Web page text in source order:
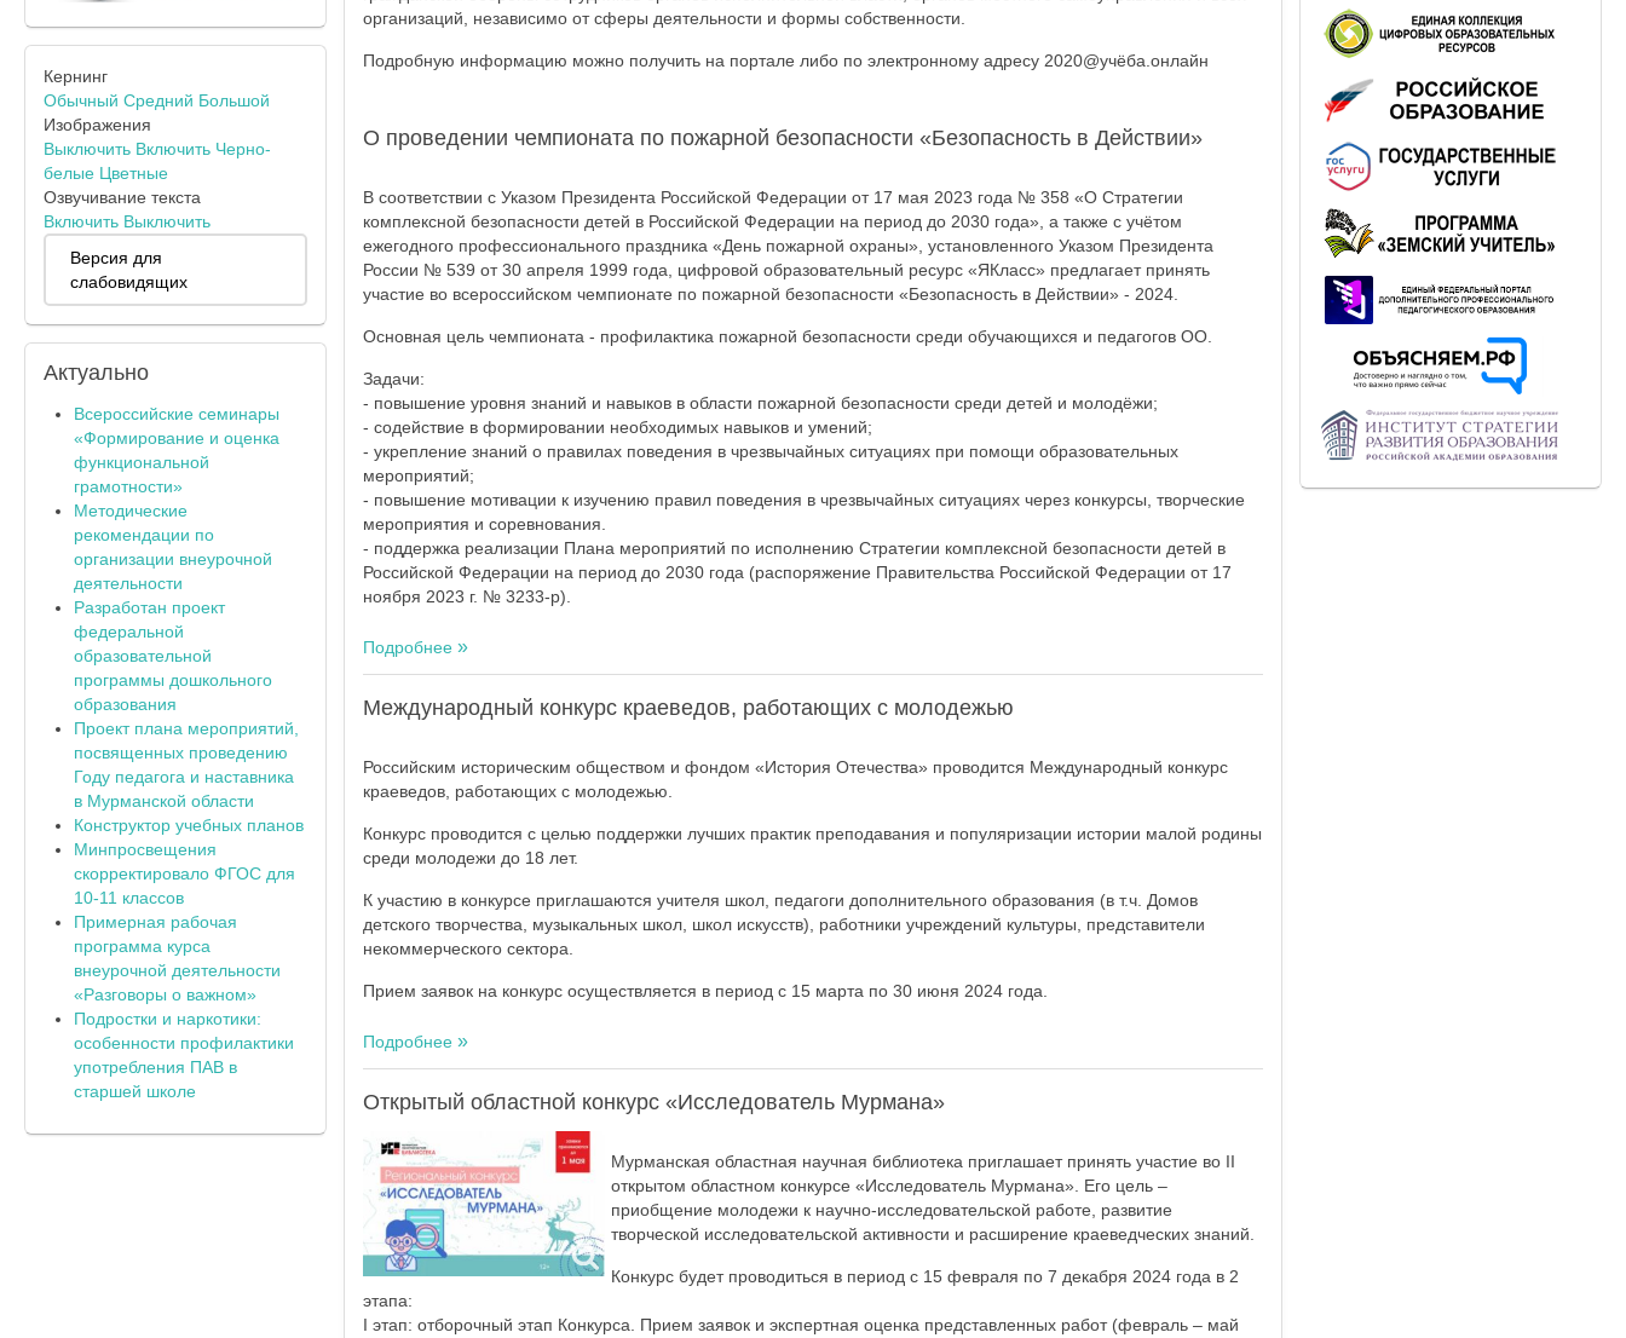
организаций, независимо от сферы деятельности и формы собственности.
Подробную информацию можно получить на портале либо по электронному адресу 2020@учёба.онлайн
О проведении чемпионата по пожарной безопасности «Безопасность в Действии»
В соответствии с Указом Президента Российской Федерации от 17 мая 2023 года № 358 «О Стратегии
комплексной безопасности детей в Российской Федерации на период до 2030 года», а также с учётом
ежегодного профессионального праздника «День пожарной охраны», установленного Указом Президента
России № 539 от 30 апреля 1999 года, цифровой образовательный ресурс «ЯКласс» предлагает принять
участие во всероссийском чемпионате по пожарной безопасности «Безопасность в Действии» - 2024.
Основная цель чемпионата - профилактика пожарной безопасности среди обучающихся и педагогов ОО.
Задачи:
- повышение уровня знаний и навыков в области пожарной безопасности среди детей и молодёжи;
- содействие в формировании необходимых навыков и умений;
- укрепление знаний о правилах поведения в чрезвычайных ситуациях при помощи образовательных
мероприятий;
- повышение мотивации к изучению правил поведения в чрезвычайных ситуациях через конкурсы, творческие
мероприятия и соревнования.
- поддержка реализации Плана мероприятий по исполнению Стратегии комплексной безопасности детей в
Российской Федерации на период до 2030 года (распоряжение Правительства Российской Федерации от 17
ноября 2023 г. № 3233-р).
Подробнее
Международный конкурс краеведов, работающих с молодежью
Российским историческим обществом и фондом «История Отечества» проводится Международный конкурс
краеведов, работающих с молодежью.
Конкурс проводится с целью поддержки лучших практик преподавания и популяризации истории малой родины
среди молодежи до 18 лет.
К участию в конкурсе приглашаются учителя школ, педагоги дополнительного образования (в т.ч. Домов
детского творчества, музыкальных школ, школ искусств), работники учреждений культуры, представители
некоммерческого сектора.
Прием заявок на конкурс осуществляется в период с 15 марта по 30 июня 2024 года.
Подробнее
Открытый областной конкурс «Исследователь Мурмана»
Мурманская областная научная библиотека приглашает принять участие во II
открытом областном конкурсе «Исследователь Мурмана». Его цель –
приобщение молодежи к научно-исследовательской работе, развитие
творческой исследовательской активности и расширение краеведческих знаний.
Конкурс будет проводиться в период с 15 февраля по 7 декабря 2024 года в 2
этапа:
I этап: отборочный этап Конкурса. Прием заявок и экспертная оценка представленных работ (февраль – май
Кернинг
Обычный Средний Большой
Изображения
Выключить Включить Черно-
белые Цветные
Озвучивание текста
Включить Выключить
Версия для
слабовидящих
Актуально
Всероссийские семинары
«Формирование и оценка
функциональной
грамотности»
Методические
рекомендации по
организации внеурочной
деятельности
Разработан проект
федеральной
образовательной
программы дошкольного
образования
Проект плана мероприятий,
посвященных проведению
Году педагога и наставника
в Мурманской области
Конструктор учебных планов
Минпросвещения
скорректировало ФГОС для
10-11 классов
Примерная рабочая
программа курса
внеурочной деятельности
«Разговоры о важном»
Подростки и наркотики:
особенности профилактики
употребления ПАВ в
старшей школе